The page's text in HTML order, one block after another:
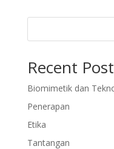
Recent
Biomimetik dan
Penerapan
Etika
Tantangan